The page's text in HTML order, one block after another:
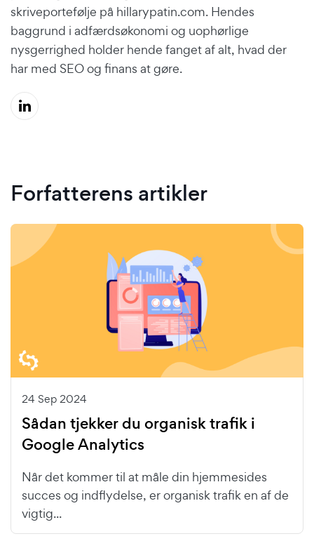
skriveportefølje på hillarypatin.com. Hendes
baggrund i adfærdsøkonomi og uophørlige
nysgerrighed holder hende fanget af alt, hvad der
har med SEO og finans at gøre.
Forfatterens artikler
24 Sep 2024
Sådan tjekker du organisk trafik i
Google Analytics
Når det kommer til at måle din hjemmesides
succes og indflydelse, er organisk trafik en af de
vigtig...